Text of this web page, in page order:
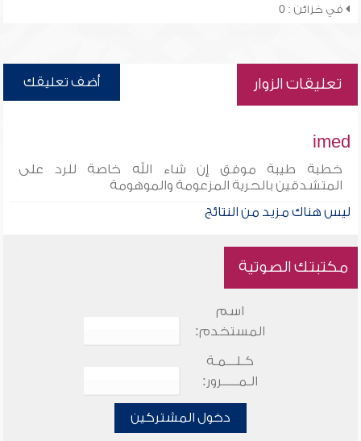
في خزائن : 0
تعليقات الزوار أضف تعليقك
imed
خطبة طيبة موفق إن شاء الله خاصة للرد على
المتشدقين بالحرية المزعومة والموهومة
ليس هناك مزيد من النتائج
مكتبتك الصوتية
اسم
المستخدم:
كـلـــمـة
الـمـــــرور:
دخول المشتركين